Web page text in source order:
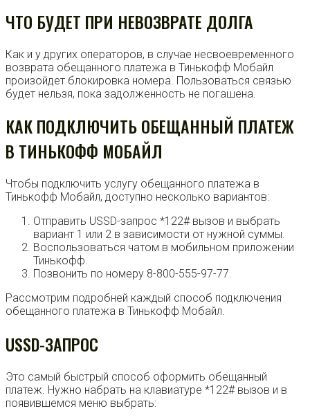
ЧТО БУДЕТ ПРИ НЕВОЗВРАТЕ ДОЛГА
Как и у других операторов, в случае несвоевременного
возврата обещанного платежа в Тинькофф Мобайл
произойдет блокировка номера. Пользоваться связью
будет нельзя, пока задолженность не погашена.
КАК ПОДКЛЮЧИТЬ ОБЕЩАННЫЙ ПЛАТЕЖ
В ТИНЬКОФФ МОБАЙЛ
Чтобы подключить услугу обещанного платежа в
Тинькофф Мобайл, доступно несколько вариантов:
Отправить USSD-запрос *122# вызов и выбрать
вариант 1 или 2 в зависимости от нужной суммы.
Воспользоваться чатом в мобильном приложении
Тинькофф.
Позвонить по номеру 8-800-555-97-77.
Рассмотрим подробней каждый способ подключения
обещанного платежа в Тинькофф Мобайл.
USSD-ЗАПРОС
Это самый быстрый способ оформить обещанный
платеж. Нужно набрать на клавиатуре *122# вызов и в
появившемся меню выбрать: